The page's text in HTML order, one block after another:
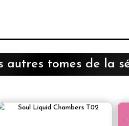
autres tomes de la